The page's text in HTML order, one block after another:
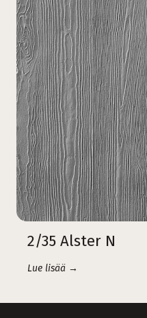
2/35 Alster N
Lue lisää →